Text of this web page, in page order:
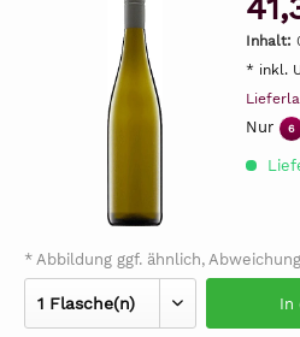
Inhalt:
* inkl.
Nur 6
* Abbildung ggf. ähnlich,
In